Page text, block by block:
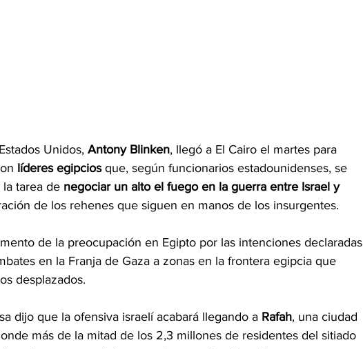
Unidos, Antony Blinken, llegó a El Cairo el martes para
líderes egipcios que, según funcionarios estadounidenses, se
tarea de negociar un alto el fuego en la guerra entre Israel y
de los rehenes que siguen en manos de los insurgentes.
de la preocupación en Egipto por las intenciones declaradas
en la Franja de Gaza a zonas en la frontera egipcia que
desplazados.
dijo que la ofensiva israelí acabará llegando a Rafah, una ciudad
más de la mitad de los 2,3 millones de residentes del sitiado